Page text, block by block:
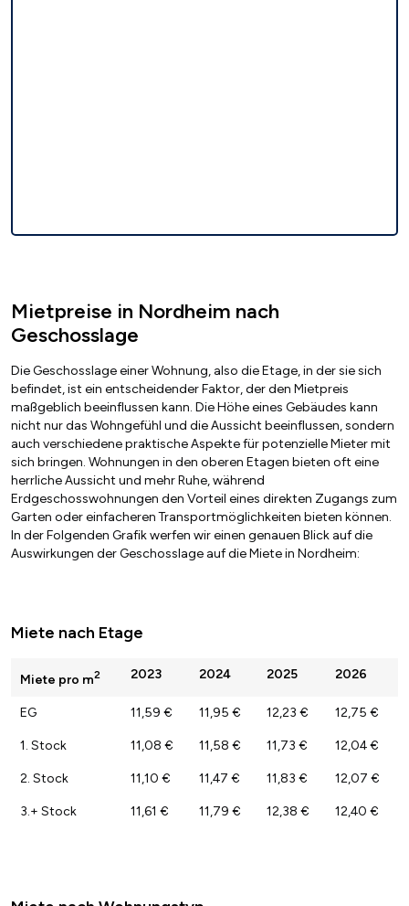
Mietpreise in Nordheim nach
Geschosslage
Die Geschosslage einer Wohnung, also die Etage, in der sie sich
befindet, ist ein entscheidender Faktor, der den Mietpreis
maßgeblich beeinflussen kann. Die Höhe eines Gebäudes kann
nicht nur das Wohngefühl und die Aussicht beeinflussen, sondern
auch verschiedene praktische Aspekte für potenzielle Mieter mit
sich bringen. Wohnungen in den oberen Etagen bieten oft eine
herrliche Aussicht und mehr Ruhe, während
Erdgeschosswohnungen den Vorteil eines direkten Zugangs zum
Garten oder einfacheren Transportmöglichkeiten bieten können.
In der Folgenden Grafik werfen wir einen genauen Blick auf die
Auswirkungen der Geschosslage auf die Miete in Nordheim:
Miete nach Etage
Miete pro m2 2023 2024 2025 2026
EG 11,59 € 11,95 € 12,23 € 12,75 €
1. Stock 11,08 € 11,58 € 11,73 € 12,04 €
2. Stock 11,10 € 11,47 € 11,83 € 12,07 €
3.+ Stock 11,61 € 11,79 € 12,38 € 12,40 €